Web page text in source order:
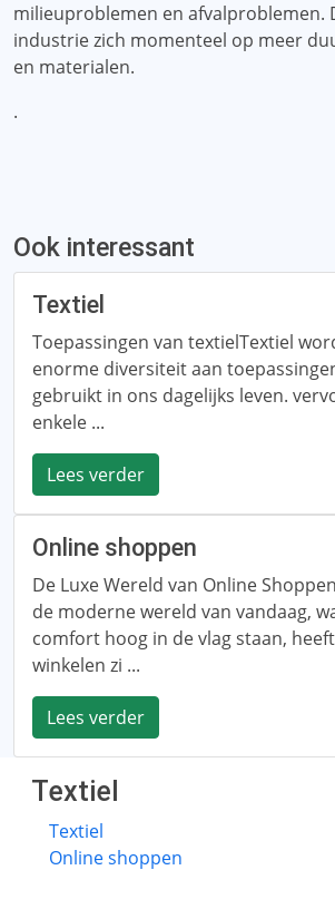
milieuproblemen en afvalproblemen.
industrie zich momenteel op meer
en materialen.
.
Ook interessant
Textiel
Toepassingen van textielTextiel
enorme diversiteit aan
gebruikt in ons dagelijks leven.
enkele ...
Lees verder
Online shoppen
De Luxe Wereld van Online
de moderne wereld van vandaag,
comfort hoog in de vlag staan,
winkelen zi ...
Lees verder
Textiel
Textiel
Online shoppen